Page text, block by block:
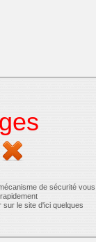
de sécurité vous
le site d'ici quelques